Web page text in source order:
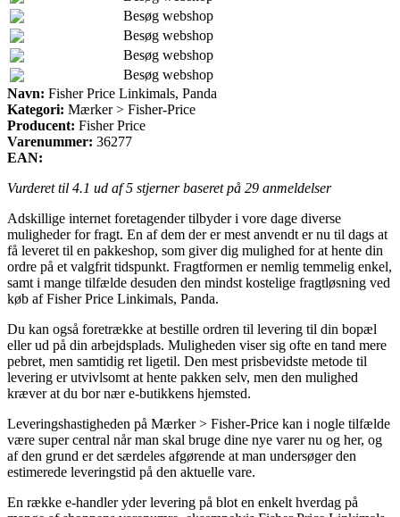
Besøg webshop
Besøg webshop
Besøg webshop
Besøg webshop
Navn: Fisher Price Linkimals, Panda
Kategori: Mærker > Fisher-Price
Producent: Fisher Price
Varenummer: 36277
EAN:
Vurderet til 4.1 ud af 5 stjerner baseret på 29 anmeldelser
Adskillige internet foretagender tilbyder i vore dage diverse
muligheder for fragt. En af dem der er mest anvendt er nu til dags at
få leveret til en pakkeshop, som giver dig mulighed for at hente din
ordre på et valgfrit tidspunkt. Fragtformen er nemlig temmelig enkel,
samt i mange tilfælde desuden den mindst kostelige fragtløsning ved
køb af Fisher Price Linkimals, Panda.
Du kan også foretrække at bestille ordren til levering til din bopæl
eller ud på din arbejdsplads. Muligheden viser sig ofte en tand mere
pebret, men samtidig ret ligetil. Den mest prisbevidste metode til
levering er utvivlsomt at hente pakken selv, men den mulighed
kræver at du bor nær e-butikkens hjemsted.
Leveringshastigheden på Mærker > Fisher-Price kan i nogle tilfælde
være super central når man skal bruge dine nye varer nu og her, og
af den grund er det særdeles afgørende at man undersøger den
estimerede leveringstid på den aktuelle vare.
En række e-handler yder levering på blot en enkelt hverdag på